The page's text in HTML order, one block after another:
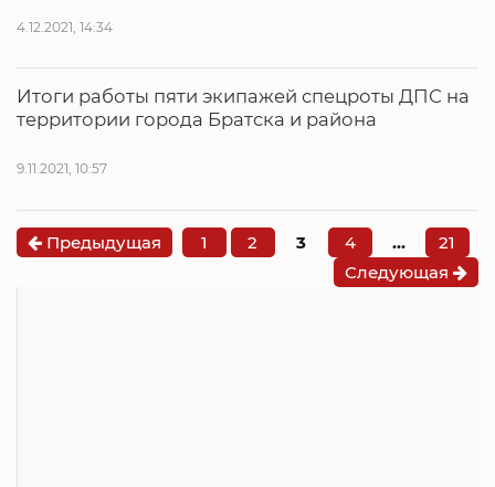
4.12.2021, 14:34
Итоги работы пяти экипажей спецроты ДПС на
территории города Братска и района
9.11.2021, 10:57
Предыдущая 1 2 3 4 …
21
Следующая